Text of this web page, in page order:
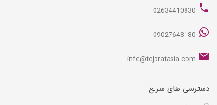
02634410830
09027648180
info@tejaratasia.com
دسترسی های سریع